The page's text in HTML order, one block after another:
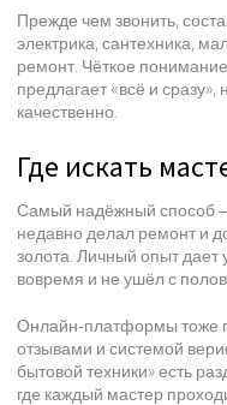
Прежде чем звонить,
электрика, сантехника,
ремонт. Чёткое
предлагает «всё и
качественно.
Где искать
Самый надёжный способ –
недавно делал ремонт и
золота. Личный опыт дает
вовремя и не ушёл с
Онлайн‑платформы тоже
отзывами и системой
бытовой техники» есть
где каждый мастер